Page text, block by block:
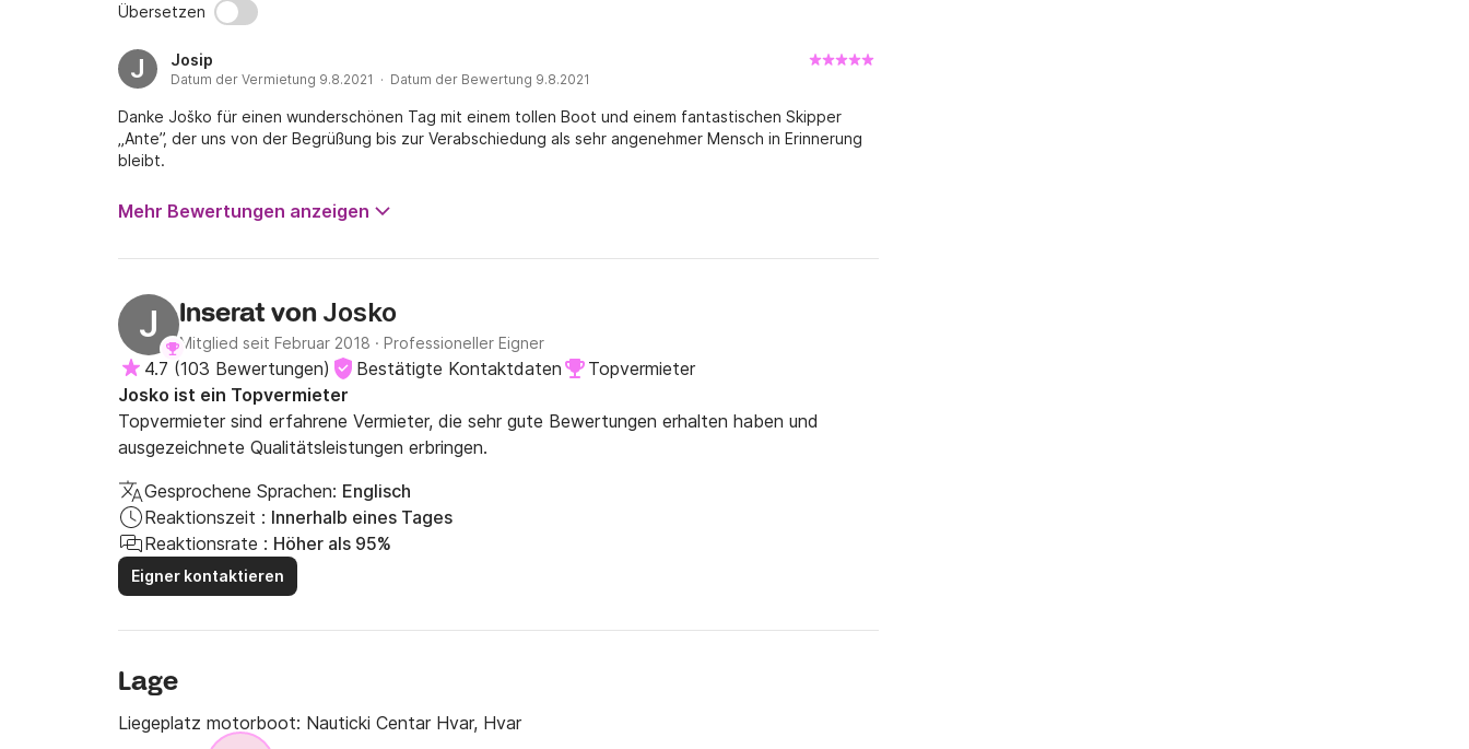
Übersetzen
J Josip
Datum der Vermietung 9.8.2021 · Datum der Bewertung 9.8.2021
Danke Joško für einen wunderschönen Tag mit einem tollen Boot und einem fantastischen Skipper
„Ante”, der uns von der Begrüßung bis zur Verabschiedung als sehr angenehmer Mensch in Erinnerung
bleibt.
Mehr Bewertungen anzeigen
J Inserat von Josko
Mitglied seit Februar 2018 · Professioneller Eigner
4.7 (103 Bewertungen) Bestätigte Kontaktdaten
Topvermieter
Josko ist ein Topvermieter
Topvermieter sind erfahrene Vermieter, die sehr gute Bewertungen erhalten haben und
ausgezeichnete Qualitätsleistungen erbringen.
Gesprochene Sprachen: Englisch
Reaktionszeit : Innerhalb eines Tages
Reaktionsrate : Höher als 95%
Eigner kontaktieren
Lage
Liegeplatz motorboot: Nauticki Centar Hvar, Hvar